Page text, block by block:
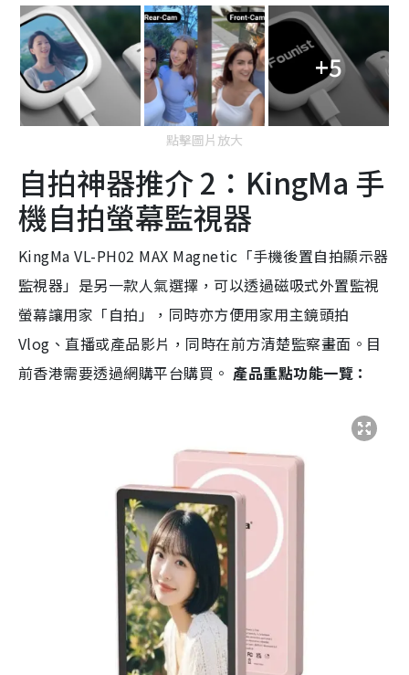
+5
點擊圖片放大
自拍神器推介 2：KingMa 手
機自拍螢幕監視器
KingMa VL-PH02 MAX Magnetic「手機後置自拍顯示器
監視器」是另一款人氣選擇，可以透過磁吸式外置監視
螢幕讓用家「自拍」，同時亦方便用家用主鏡頭拍
Vlog、直播或產品影片，同時在前方清楚監察畫面。目
前香港需要透過網購平台購買。 產品重點功能一覽：